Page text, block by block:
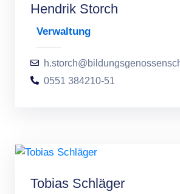
Hendrik Storch
Verwaltung
0551 384210-51
Tobias Schläger